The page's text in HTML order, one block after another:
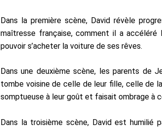
Dans la première scène, David révèle
maîtresse française, comment il a
pouvoir s’acheter la voiture de ses rêves.
Dans une deuxième scène, les parents de
tombe voisine de celle de leur fille, celle de
somptueuse à leur goût et faisait ombrage à
Dans la troisième scène, David est humilié